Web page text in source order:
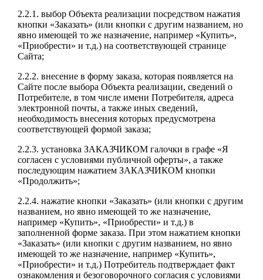
2.2.1. выбор Объекта реализации посредством нажатия
кнопки «Заказать» (или кнопки с другим названием, но
явно имеющей то же назначение, например «Купить»,
«Приобрести» и т.д.) на соответствующей странице
Сайта;
2.2.2. внесение в форму заказа, которая появляется на
Сайте после выбора Объекта реализации, сведений о
Потребителе, в том числе имени Потребителя, адреса
электронной почты, а также иных сведений,
необходимость внесения которых предусмотрена
соответствующей формой заказа;
2.2.3. установка ЗАКАЗЧИКОМ галочки в графе «Я
согласен с условиями публичной оферты», а также
последующим нажатием ЗАКАЗЧИКОМ кнопки
«Продолжить»;
2.2.4. нажатие кнопки «Заказать» (или кнопки с другим
названием, но явно имеющей то же назначение,
например «Купить», «Приобрести» и т.д.) в
заполненной форме заказа. При этом нажатием кнопки
«Заказать» (или кнопки с другим названием, но явно
имеющей то же назначение, например «Купить»,
«Приобрести» и т.д.) Потребитель подтверждает факт
ознакомления и безоговорочного согласия с условиями